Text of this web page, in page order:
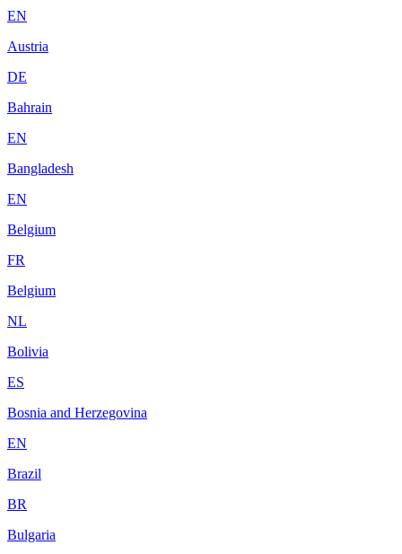
EN
Austria
DE
Bahrain
EN
Bangladesh
EN
Belgium
FR
Belgium
NL
Bolivia
ES
Bosnia and Herzegovina
EN
Brazil
BR
Bulgaria